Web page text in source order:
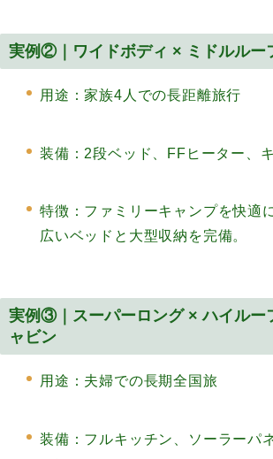
実例②｜ワイドボディ × ミドルルー
用途：家族4人での長距離旅行
装備：2段ベッド、FFヒーター、
特徴：ファミリーキャンプを快適
広いベッドと大型収納を完備。
実例③｜スーパーロング × ハイルー
ャビン
用途：夫婦での長期全国旅
装備：フルキッチン、ソーラーパ